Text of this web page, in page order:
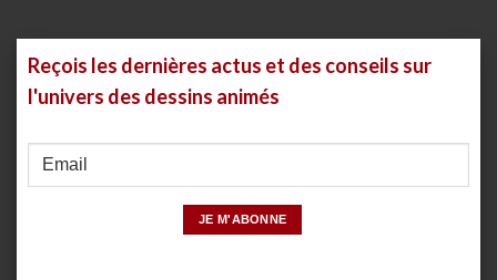
Reçois les dernières actus et des conseils sur
l'univers des dessins animés